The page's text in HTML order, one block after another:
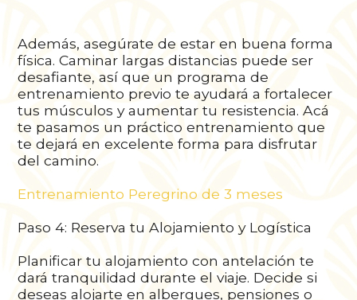
Además, asegúrate de estar en buena forma
física. Caminar largas distancias puede ser
desafiante, así que un programa de
entrenamiento previo te ayudará a fortalecer
tus músculos y aumentar tu resistencia. Acá
te pasamos un práctico entrenamiento que
te dejará en excelente forma para disfrutar
del camino.
Entrenamiento Peregrino de 3 meses
Paso 4: Reserva tu Alojamiento y Logística
Planificar tu alojamiento con antelación te
dará tranquilidad durante el viaje. Decide si
deseas alojarte en albergues, pensiones o